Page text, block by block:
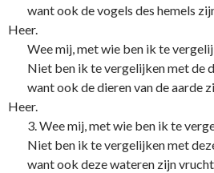
want ook de vogels des hemels
Heer.
Wee mij, met wie ben ik te
Niet ben ik te vergelijken met de
want ook de dieren van de aarde
Heer.
3. Wee mij, met wie ben ik te
Niet ben ik te vergelijken met
want ook deze wateren zijn